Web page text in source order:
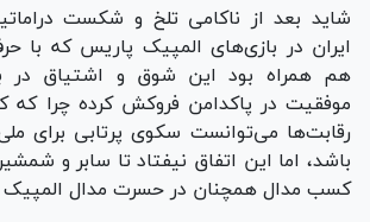
شاید بعد از ناکامی تلخ و شکست
ایران در بازی‌های المپیک پاریس که با
هم همراه بود این شوق و اشتیاق در
موفقیت در پاکدامن فروکش کرده چرا
رقابت‌ها می‌توانست سکوی پرتابی برای
باشد، اما این اتفاق نیفتاد تا سابر و
کسب مدال همچنان در حسرت مدال المپیک